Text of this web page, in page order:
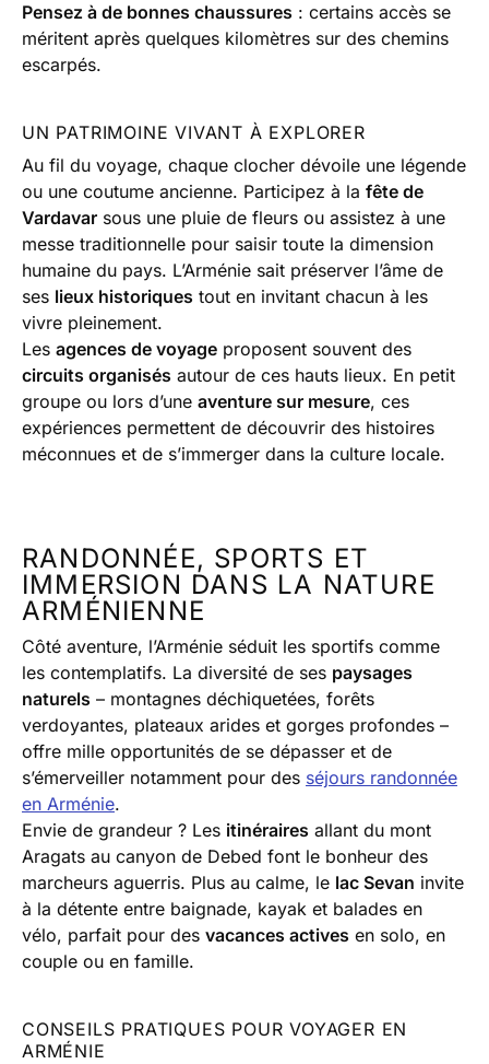
Pensez à de bonnes chaussures : certains accès se
méritent après quelques kilomètres sur des chemins
escarpés.
UN PATRIMOINE VIVANT À EXPLORER
Au fil du voyage, chaque clocher dévoile une légende
ou une coutume ancienne. Participez à la fête de
Vardavar sous une pluie de fleurs ou assistez à une
messe traditionnelle pour saisir toute la dimension
humaine du pays. L’Arménie sait préserver l’âme de
ses lieux historiques tout en invitant chacun à les
vivre pleinement.
Les agences de voyage proposent souvent des
circuits organisés autour de ces hauts lieux. En petit
groupe ou lors d’une aventure sur mesure, ces
expériences permettent de découvrir des histoires
méconnues et de s’immerger dans la culture locale.
RANDONNÉE, SPORTS ET
IMMERSION DANS LA NATURE
ARMÉNIENNE
Côté aventure, l’Arménie séduit les sportifs comme
les contemplatifs. La diversité de ses paysages
naturels – montagnes déchiquetées, forêts
verdoyantes, plateaux arides et gorges profondes –
offre mille opportunités de se dépasser et de
s’émerveiller notamment pour des séjours randonnée
en Arménie.
Envie de grandeur ? Les itinéraires allant du mont
Aragats au canyon de Debed font le bonheur des
marcheurs aguerris. Plus au calme, le lac Sevan invite
à la détente entre baignade, kayak et balades en
vélo, parfait pour des vacances actives en solo, en
couple ou en famille.
CONSEILS PRATIQUES POUR VOYAGER EN
ARMÉNIE